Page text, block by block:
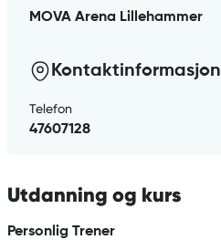
Utdanning og kurs
Personlig Trener
MOVA Arena Lillehammer
Kontaktinformasjon
Telefon
47607128